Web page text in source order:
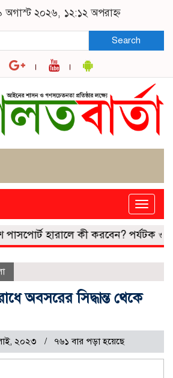
অগাস্ট ২০২৬, ১২:১২ অপরাহ্ন
Search
Toggle
হারালে কী করবেন? পর্যটক ও
অবসরের সিদ্ধান্ত থেকে
২০২৩ ৭৬১ বার পড়া হয়েছে